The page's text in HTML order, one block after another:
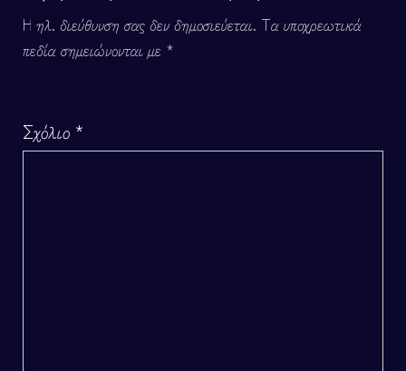
Η ηλ. διεύθυνση σας δεν δημοσιεύεται. Τα υποχρεωτικά
πεδία σημειώνονται με *
Σχόλιο *